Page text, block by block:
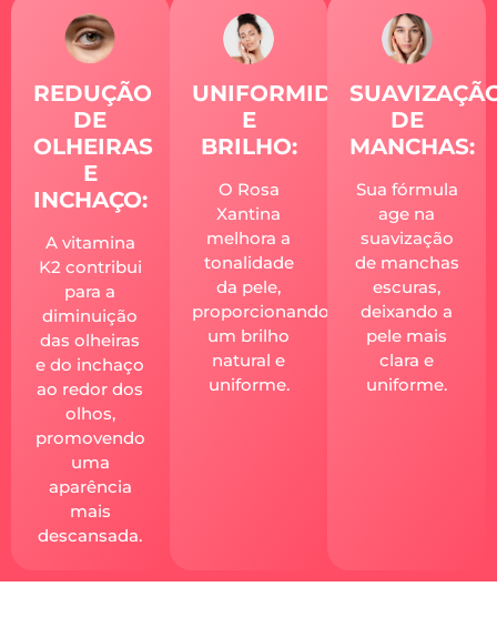
REDUÇÃO
DE
OLHEIRAS
E
INCHAÇO:
A vitamina
K2 contribui
para a
diminuição
das olheiras
e do inchaço
ao redor dos
olhos,
promovendo
uma
aparência
mais
descansada.
UNIFORMIDADE
E
BRILHO:
O Rosa
Xantina
melhora a
tonalidade
da pele,
proporcionando
um brilho
natural e
uniforme.
DE
MANCHAS:
Sua fórmula
age na
suavização
de manchas
escuras,
deixando a
pele mais
clara e
uniforme.